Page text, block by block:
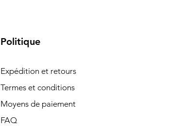
Politique
Expédition et retours
Termes et conditions
Moyens de paiement
FAQ